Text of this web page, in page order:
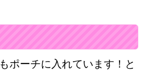
ポーチに入れています！と